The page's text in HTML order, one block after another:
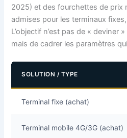
2025) et des fourchettes de prix
admises pour les terminaux
L’objectif n’est pas de « deviner
mais de cadrer les paramètres
SOLUTION / TYPE
Terminal fixe (achat)
Terminal mobile 4G/3G (achat)